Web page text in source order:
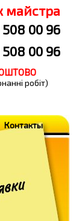
майстра
508 00 96
508 00 96
робіт)
Контакты